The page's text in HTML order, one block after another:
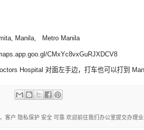
Manila, Metro Manila
CMxYc8vxGuRJXDCV8
Hospital 对面左手边，打车也可以打到
客户 隐私保护 安全 可靠 欢迎前往我们办公室提交办理